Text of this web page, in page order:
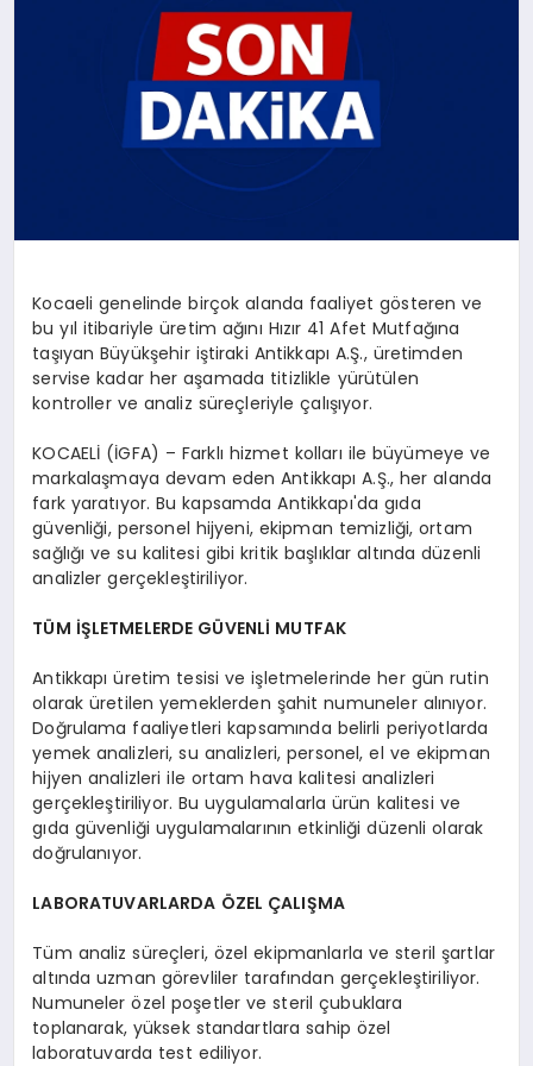
Kocaeli genelinde birçok alanda faaliyet gösteren ve
bu yıl itibariyle üretim ağını Hızır 41 Afet Mutfağına
taşıyan Büyükşehir iştiraki Antikkapı A.Ş., üretimden
servise kadar her aşamada titizlikle yürütülen
kontroller ve analiz süreçleriyle çalışıyor.
KOCAELİ (İGFA) – Farklı hizmet kolları ile büyümeye ve
markalaşmaya devam eden Antikkapı A.Ş., her alanda
fark yaratıyor. Bu kapsamda Antikkapı'da gıda
güvenliği, personel hijyeni, ekipman temizliği, ortam
sağlığı ve su kalitesi gibi kritik başlıklar altında düzenli
analizler gerçekleştiriliyor.
TÜM İŞLETMELERDE GÜVENLİ MUTFAK
Antikkapı üretim tesisi ve işletmelerinde her gün rutin
olarak üretilen yemeklerden şahit numuneler alınıyor.
Doğrulama faaliyetleri kapsamında belirli periyotlarda
yemek analizleri, su analizleri, personel, el ve ekipman
hijyen analizleri ile ortam hava kalitesi analizleri
gerçekleştiriliyor. Bu uygulamalarla ürün kalitesi ve
gıda güvenliği uygulamalarının etkinliği düzenli olarak
doğrulanıyor.
LABORATUVARLARDA ÖZEL ÇALIŞMA
Tüm analiz süreçleri, özel ekipmanlarla ve steril şartlar
altında uzman görevliler tarafından gerçekleştiriliyor.
Numuneler özel poşetler ve steril çubuklara
toplanarak, yüksek standartlara sahip özel
laboratuvarda test ediliyor.